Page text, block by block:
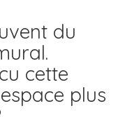
du
cette
plus